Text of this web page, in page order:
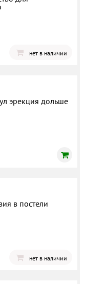
нет в наличии
эрекция дольше
в постели
нет в наличии